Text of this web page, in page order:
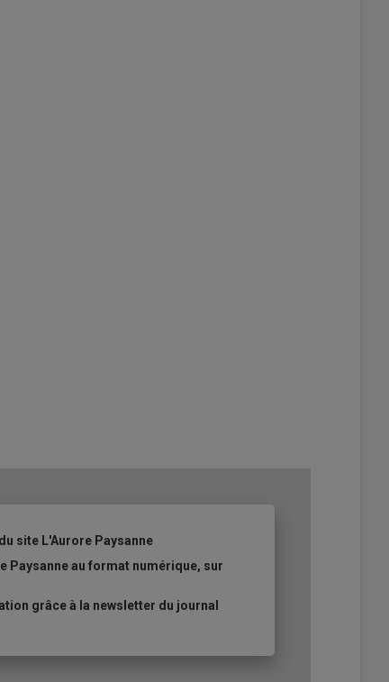
site L'Aurore Paysanne
Paysanne au format numérique, sur
grâce à la newsletter du journal